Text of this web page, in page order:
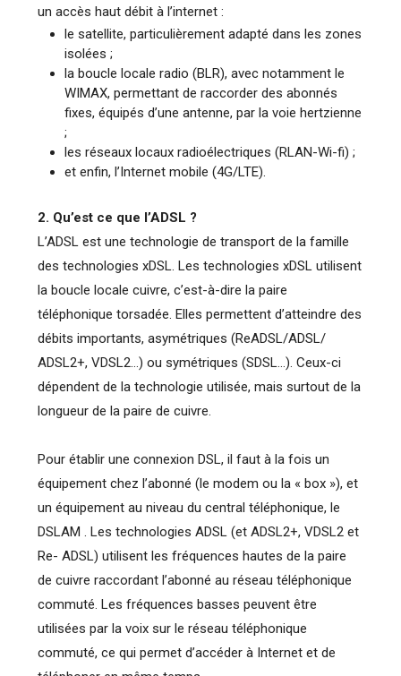
un accès haut débit à l’internet :
le satellite, particulièrement adapté dans les zones
isolées ;
la boucle locale radio (BLR), avec notamment le
WIMAX, permettant de raccorder des abonnés
fixes, équipés d’une antenne, par la voie hertzienne
;
les réseaux locaux radioélectriques (RLAN-Wi-fi) ;
et enfin, l’Internet mobile (4G/LTE).
2. Qu’est ce que l’ADSL ?
L’ADSL est une technologie de transport de la famille
des technologies xDSL. Les technologies xDSL utilisent
la boucle locale cuivre, c’est-à-dire la paire
téléphonique torsadée. Elles permettent d’atteindre des
débits importants, asymétriques (ReADSL/ADSL/
ADSL2+, VDSL2…) ou symétriques (SDSL…). Ceux-ci
dépendent de la technologie utilisée, mais surtout de la
longueur de la paire de cuivre.
Pour établir une connexion DSL, il faut à la fois un
équipement chez l’abonné (le modem ou la « box »), et
un équipement au niveau du central téléphonique, le
DSLAM . Les technologies ADSL (et ADSL2+, VDSL2 et
Re- ADSL) utilisent les fréquences hautes de la paire
de cuivre raccordant l’abonné au réseau téléphonique
commuté. Les fréquences basses peuvent être
utilisées par la voix sur le réseau téléphonique
commuté, ce qui permet d’accéder à Internet et de